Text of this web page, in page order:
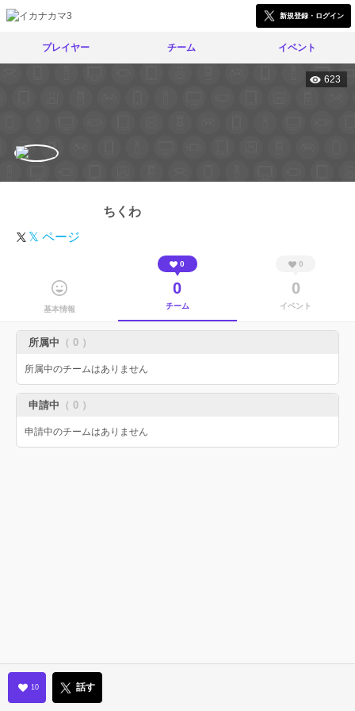
新規登録・ログイン
プレイヤー チーム イベント
623
ちくわ
𝕏 ページ
基本情報
0
0
チーム
0
0
イベント
所属中 （ 0 ）
所属中のチームはありません
申請中 （ 0 ）
申請中のチームはありません
10 話す